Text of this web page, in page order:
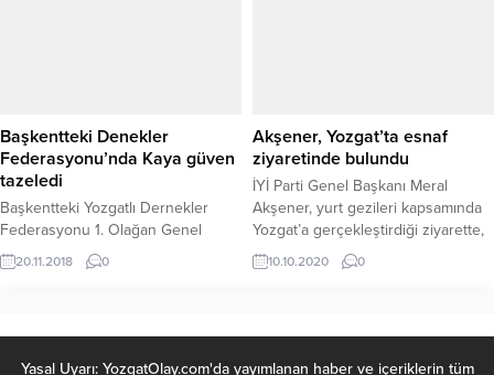
işyerlerinde görev yapan
çalışanlarla bir araya gelindi.
Ziyaret...
Başkentteki Denekler
Federasyonu’nda Kaya güven
tazeledi
Başkentteki Yozgatlı Dernekler
Federasyonu 1. Olağan Genel
Kurulunda mevcut Başkan Mesut
Kaya güven tazeleyerek yeniden
20.11.2018 0
Akşener, Yozgat’ta esnaf
ziyaretinde bulundu
İYİ Parti Genel Başkanı Meral
Akşener, yurt gezileri kapsamında
Yozgat’a gerçekleştirdiği ziyarette,
Yerköy ve Sorgun ilçelerinde esnaf
ziyaretlerinde bundu.
10.10.2020 0
Yasal Uyarı: YozgatOlay.com'da yayımlanan haber ve içeriklerin tüm